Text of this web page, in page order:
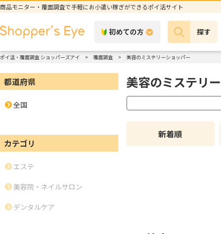
商品モニター・覆面調査で手軽にお小遣い稼ぎができるポイ活サイト
初めての方 探す
ポイ活・覆面調査 ショッパーズアイ 覆面調査 美容のミステリーショッパー
都道府県
全国
カテゴリ
エステ
美容院・ネイルサロン
デンタルケア
美容のミステリ
新着順